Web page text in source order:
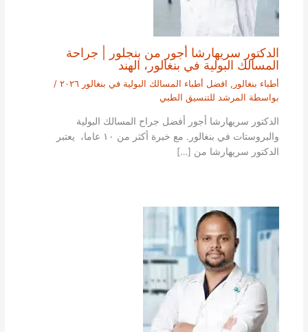
الدكتور سريهارشا أجور من بنجلور | جراحة
المسالك البولية في بنغالور، الهند
أطباء بنغالور , افضل أطباء المسالك البولية في بنغالور ٢٠٢٦
/
بواسطة المرشد للتنسيق الطبي
الدكتور سريهارشا أجور أفضل جراح المسالك البولية
والبروستات في بنغالور. مع خبرة أكثر من ١٠ عاما، يعتبر
الدكتور سريهارشا من […]